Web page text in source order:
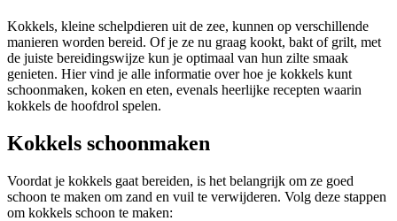
Kokkels, kleine schelpdieren uit de zee, kunnen op verschillende
manieren worden bereid. Of je ze nu graag kookt, bakt of grilt, met
de juiste bereidingswijze kun je optimaal van hun zilte smaak
genieten. Hier vind je alle informatie over hoe je kokkels kunt
schoonmaken, koken en eten, evenals heerlijke recepten waarin
kokkels de hoofdrol spelen.
Kokkels schoonmaken
Voordat je kokkels gaat bereiden, is het belangrijk om ze goed
schoon te maken om zand en vuil te verwijderen. Volg deze stappen
om kokkels schoon te maken: